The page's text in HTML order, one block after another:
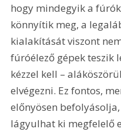
hogy mindegyik a
könnyítik meg, a
kialakítását viszont
fúróélező gépek teszik
kézzel kell –
elvégezni. Ez fontos,
előnyösen
lágyulhat ki megfelelő